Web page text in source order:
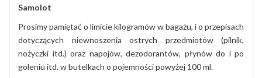
Samolot
Prosimy pamiętać o limicie kilogramów w bagażu, i o przepisach
dotyczących niewnoszenia ostrych przedmiotów (pilnik,
nożyczki itd.) oraz napojów, dezodorantów, płynów do i po
goleniu itd. w butelkach o pojemności powyżej 100 ml.